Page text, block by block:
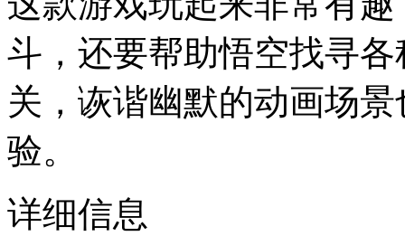
斗，还要帮助悟空找寻
关，诙谐幽默的动画场
验。
详细信息